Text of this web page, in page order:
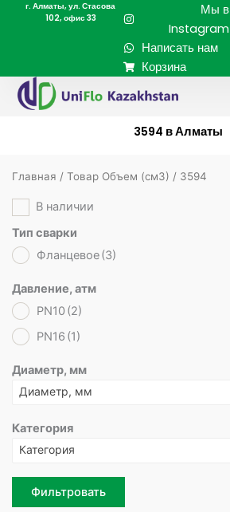
Перейтиг. Алматы, ул. Стасова
102, офис 33
Мы в
Instagram
Написать нам
Корзина
3594 в Алматы
Главная / Товар Объем (cм3) / 3594
В наличии
Тип сварки
Фланцевое(3)
Давление, атм
PN10(2)
PN16 (1)
Диаметр, мм
Диаметр, мм
Категория
Категория
Фильтровать